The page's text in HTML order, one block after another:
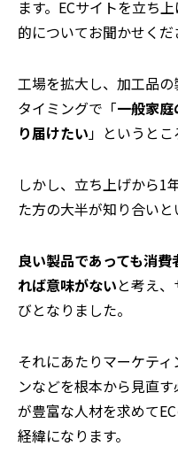
ます。ECサイトを立ち
的についてお聞かせくだ
工場を拡大し、加工品
タイミングで「一般家
り届けたい」というとこ
しかし、立ち上げから1
た方の大半が知り合いと
良い製品であっても消
れば意味がないと考え
びとなりました。
それにあたりマーケテ
ンなどを根本から見直
が豊富な人材を求めて
経緯になります。